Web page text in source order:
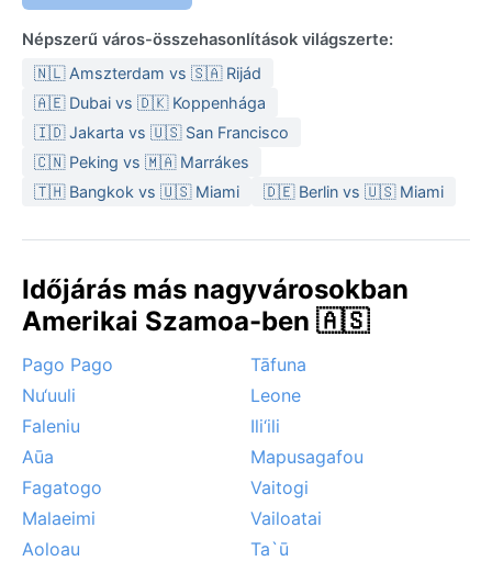
Népszerű város-összehasonlítások világszerte:
🇳🇱 Amszterdam vs 🇸🇦 Rijád
🇦🇪 Dubai vs 🇩🇰 Koppenhága
🇮🇩 Jakarta vs 🇺🇸 San Francisco
🇨🇳 Peking vs 🇲🇦 Marrákes
🇹🇭 Bangkok vs 🇺🇸 Miami
🇩🇪 Berlin vs 🇺🇸 Miami
Időjárás más nagyvárosokban
Amerikai Szamoa-ben 🇦🇸
Pago Pago
Tāfuna
Nu‘uuli
Leone
Faleniu
Ili‘ili
Aūa
Mapusagafou
Fagatogo
Vaitogi
Malaeimi
Vailoatai
Aoloau
Ta`ū